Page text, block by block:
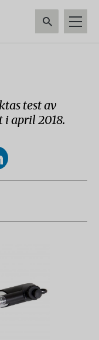
test av
april 2018.